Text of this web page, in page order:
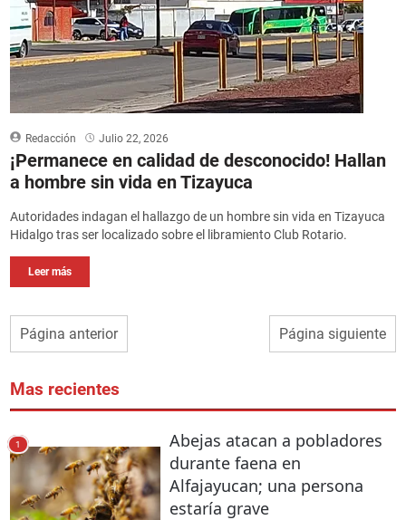
Redacción Julio 22, 2026
¡Permanece en calidad de desconocido! Hallan
a hombre sin vida en Tizayuca
Autoridades indagan el hallazgo de un hombre sin vida en Tizayuca
Hidalgo tras ser localizado sobre el libramiento Club Rotario.
Leer más
Página anterior Página siguiente
Mas recientes
1
Abejas atacan a pobladores
durante faena en
Alfajayucan; una persona
estaría grave